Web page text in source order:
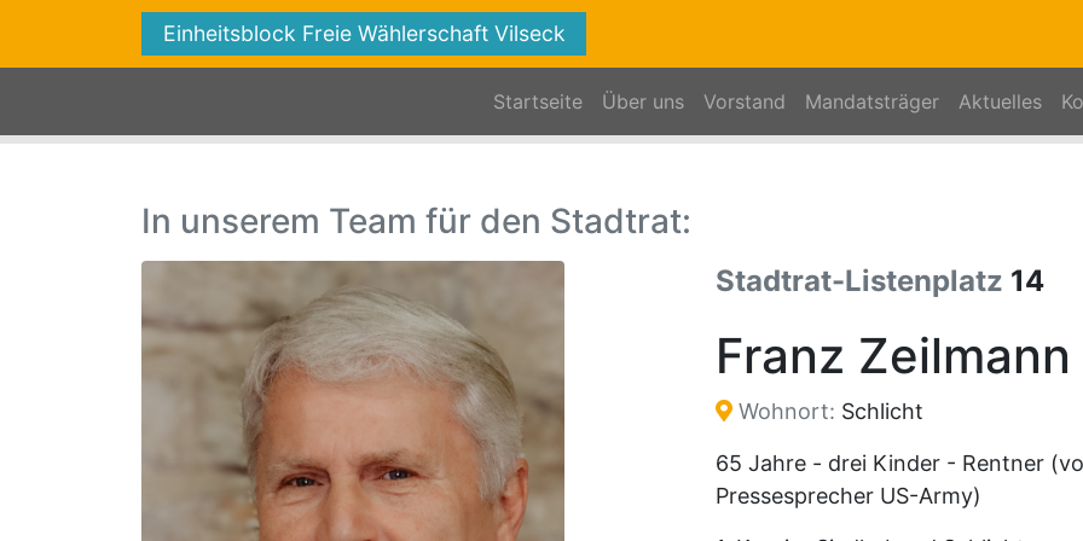
Einheitsblock Freie Wählerschaft Vilseck
Startseite Über uns Vorstand Mandatsträger Aktuelles
In unserem Team für den Stadtrat:
Stadtrat-Listenplatz 14
Franz Zeilmann
Wohnort: Schlicht
65 Jahre - drei Kinder - Rentner
Pressesprecher US-Army)